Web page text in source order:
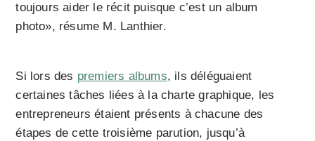
toujours aider le récit puisque c’est un album
photo», résume M. Lanthier.
Si lors des premiers albums, ils déléguaient
certaines tâches liées à la charte graphique, les
entrepreneurs étaient présents à chacune des
étapes de cette troisième parution, jusqu’à